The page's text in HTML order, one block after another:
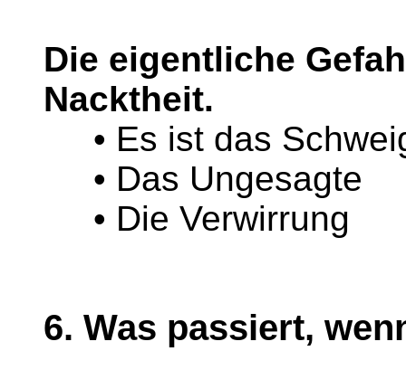
Die eigentliche
Nacktheit.
• Es ist das
• Das Ungesagte
• Die Verwirrung
6. Was passiert,